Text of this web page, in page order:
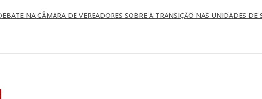
NA CÂMARA DE VEREADORES SOBRE A TRANSIÇÃO NAS UNIDADES DE